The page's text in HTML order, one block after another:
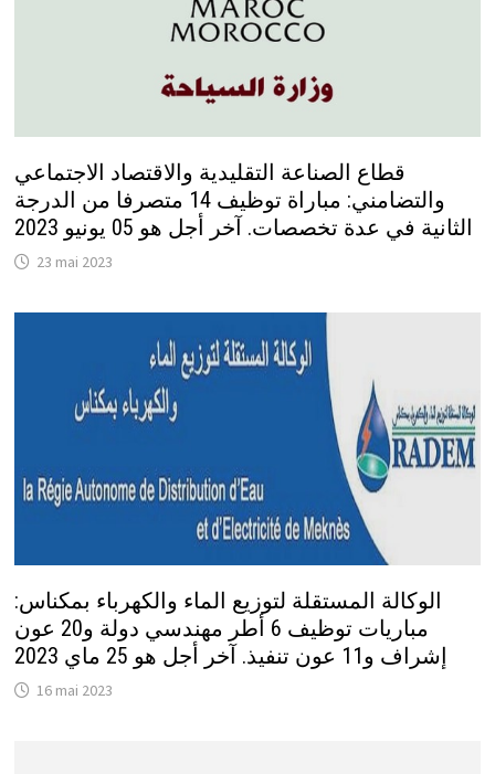
قطاع الصناعة التقليدية والاقتصاد الاجتماعي
والتضامني: مباراة توظيف 14 متصرفا من الدرجة
الثانية في عدة تخصصات. آخر أجل هو 05 يونيو 2023
23 mai 2023
الوكالة المستقلة لتوزيع الماء والكهرباء بمكناس:
مباريات توظيف 6 أطر مهندسي دولة و20 عون
إشراف و11 عون تنفيذ. آخر أجل هو 25 ماي 2023
16 mai 2023